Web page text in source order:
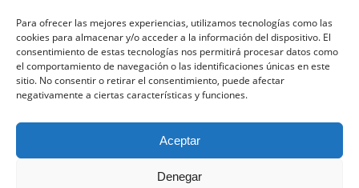
Para ofrecer las mejores experiencias, utilizamos tecnologías como las
cookies para almacenar y/o acceder a la información del dispositivo. El
consentimiento de estas tecnologías nos permitirá procesar datos como
el comportamiento de navegación o las identificaciones únicas en este
sitio. No consentir o retirar el consentimiento, puede afectar
negativamente a ciertas características y funciones.
Aceptar
Denegar
su navegación y ofrecerle un servicio más personalizado.
Continuar navegando implica la aceptación de nuestra
política de cookies, pinche el enlace para mayor información.